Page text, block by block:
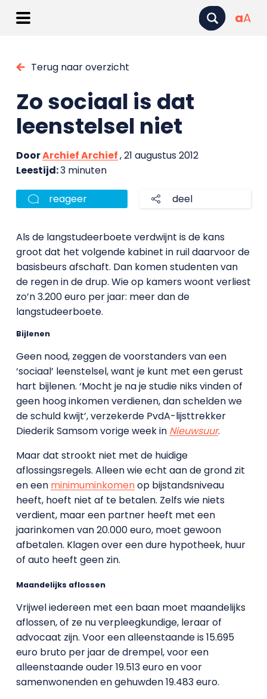
aA
Terug naar overzicht
Zo sociaal is dat
leenstelsel niet
DoorArchief Archief, 21 augustus 2012
Leestijd:3 minuten
reageer deel
Als de langstudeerboete verdwijnt is de kans
groot dat het volgende kabinet in ruil daarvoor de
basisbeurs afschaft. Dan komen studenten van
de regen in de drup. Wie op kamers woont verliest
zo’n 3.200 euro per jaar: meer dan de
langstudeerboete.
Bijlenen
Geen nood, zeggen de voorstanders van een
‘sociaal’ leenstelsel, want je kunt met een gerust
hart bijlenen. ‘Mocht je na je studie niks vinden of
geen hoog inkomen verdienen, dan schelden we
de schuld kwijt’, verzekerde PvdA-lijsttrekker
Diederik Samsom vorige week in Nieuwsuur.
Maar dat strookt niet met de huidige
aflossingsregels. Alleen wie echt aan de grond zit
en een minimuminkomenop bijstandsniveau
heeft, hoeft niet af te betalen. Zelfs wie niets
verdient, maar een partner heeft met een
jaarinkomen van 20.000 euro, moet gewoon
afbetalen. Klagen over een dure hypotheek, huur
of auto heeft geen zin.
Maandelijks aflossen
Vrijwel iedereen met een baan moet maandelijks
aflossen, of ze nu verpleegkundige, leraar of
advocaat zijn. Voor een alleenstaande is 15.695
euro bruto per jaar de drempel, voor een
alleenstaande ouder 19.513 euro en voor
samenwonenden en gehuwden 19.483 euro.